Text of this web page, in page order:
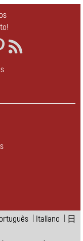
Italiano
日